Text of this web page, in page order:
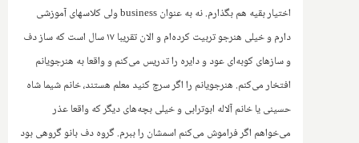
اختیار بقیه هم بگذارم. نه به عنوانbusinessولی کلاسهای آموزشی
دارم و خیلی هنرجو تربیت کرده‌ام و الان تقریبا ۱۷ سال است که ساز دف‌
و سازهای کوبه‌ای عود و دایره را تدریس می‌کنم و واقعا به هنرجویانم
افتخار می‌کنم. هنرجویانم را اگر سرچ کنید معلم هستند، خانم شیما شاه
حسینی یا خانم آلاله ابوترابی و خیلی بچه‌های دیگر که واقعا عذر
می‌خواهم اگر فراموش می‌کنم اسمشان را ببرم. گروه دف بانو گروهی بود